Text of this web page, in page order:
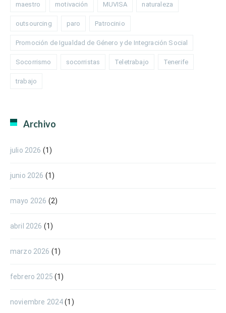
maestro motivación MUVISA naturaleza
outsourcing paro Patrocinio
Promoción de Igualdad de Género y de Integración Social
Socorrismo socorristas Teletrabajo Tenerife
trabajo
Archivo
julio 2026 (1)
junio 2026 (1)
mayo 2026 (2)
abril 2026 (1)
marzo 2026 (1)
febrero 2025 (1)
noviembre 2024(1)